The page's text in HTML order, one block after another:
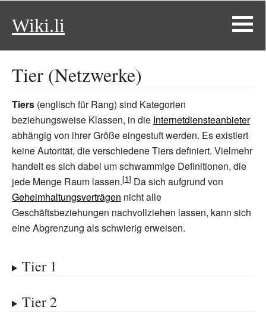
Wiki.li
Tier (Netzwerke)
Tiers (englisch für Rang) sind Kategorien
beziehungsweise Klassen, in die Internetdiensteanbieter
abhängig von ihrer Größe eingestuft werden. Es existiert
keine Autorität, die verschiedene Tiers definiert. Vielmehr
handelt es sich dabei um schwammige Definitionen, die
jede Menge Raum lassen.
Da sich aufgrund von
Geheimhaltungsverträgen nicht alle
Geschäftsbeziehungen nachvollziehen lassen, kann sich
eine Abgrenzung als schwierig erweisen.
Tier 1
Tier 2